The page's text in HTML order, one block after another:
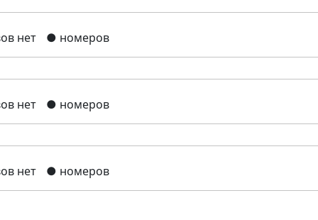
нет ● номеров
нет ● номеров
нет ● номеров